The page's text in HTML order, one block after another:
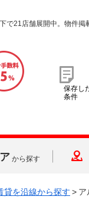
で21店舗展開中。物件掲
保存し
条件
から探す
貸を沿線から探す > ア